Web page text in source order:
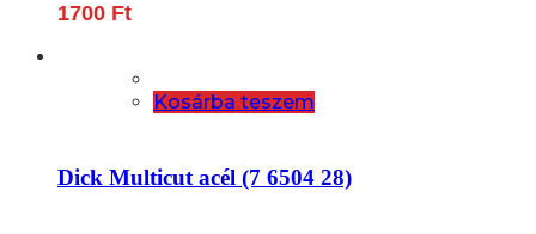
1700 Ft
Kosárba teszem
Dick Multicut acél (7 6504 28)